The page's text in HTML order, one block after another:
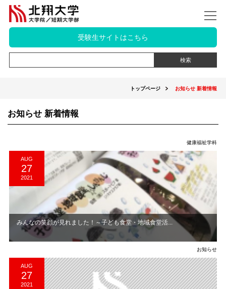
受験生サイトはこちら
トップページ お知らせ 新着情報
お知らせ 新着情報
健康福祉学科
AUG
27
2021
みんなの笑顔が見れました！～子ども食堂・地域食堂活...
お知らせ
AUG
27
2021